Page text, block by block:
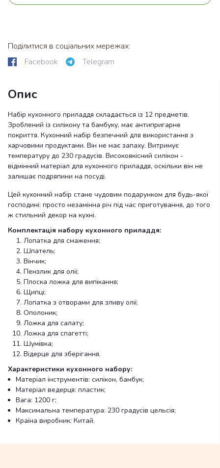
Поділитися в соціальних мережах:
Facebook
Telegram
Опис
Набір кухонного приладдя складається із 12 предметів.
Зроблений із силікону та бамбуку, має антипригарне
покриття. Кухонний набір безпечний для використання з
харчовими продуктами. Він не має запаху. Витримує
температуру до 230 градусів. Високоякісний силікон -
відмінний матеріал для кухонного приладдя, оскільки він не
залишає подряпини на посуді.
Цей кухонний набір стане чудовим подарунком для будь-якої
господині: просто незамінна річ під час приготування, до того
ж стильний декор на кухні.
Комплектація набору кухонного приладдя:
Лопатка для смаження;
Шпатель;
Вінчик;
Пензлик для олії;
Плоска ложка для випікання;
Щипці;
Лопатка з отворами для зливу олії;
Ополоник;
Ложка для салату;
Ложка для спагетті;
Шумівка;
Відерце для зберігання.
Характеристики кухонного набору:
Матеріал інструментів: силікон, бамбук;
Матеріал ведерця: пластик;
Вага: 1200 г;
Максимальна температура: 230 градусів цельсія;
Країна виробник: Китай.